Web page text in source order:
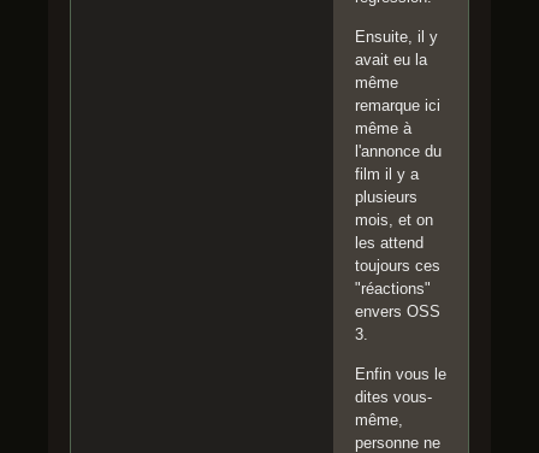
Ensuite, il y
avait eu la
même
remarque ici
même à
l'annonce du
film il y a
plusieurs
mois, et on
les attend
toujours ces
"réactions"
envers OSS
3.
Enfin vous le
dites vous-
même,
personne ne